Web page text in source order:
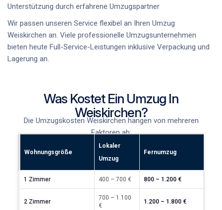
Unterstützung durch erfahrene Umzugspartner
Wir passen unseren Service flexibel an Ihren Umzug
Weiskirchen an. Viele professionelle Umzugsunternehmen
bieten heute Full-Service-Leistungen inklusive Verpackung und
Lagerung an.
Was Kostet Ein Umzug In
Weiskirchen?
Die Umzugskosten Weiskirchen hängen von mehreren
Faktoren ab:
Wohnungsgröße
Lokaler
Umzug
Fernumzug
1 Zimmer 400 – 700 € 800 – 1.200 €
2 Zimmer
700 – 1.100
€
1.200 – 1.800 €